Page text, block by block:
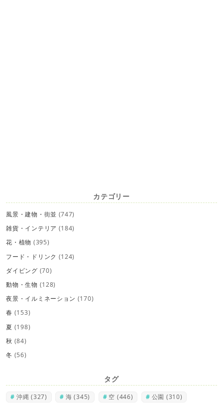
カテゴリー
風景・建物・街並 (747)
雑貨・インテリア (184)
花・植物 (395)
フード・ドリンク (124)
ダイビング (70)
動物・生物 (128)
夜景・イルミネーション (170)
春 (153)
夏 (198)
秋 (84)
冬 (56)
タグ
沖縄 (327) 海 (345) 空 (446) 公園 (310)